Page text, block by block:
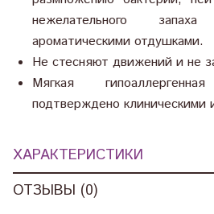
нежелательного
ароматическими отдушками.
Не стесняют движений и не
Мягкая
подтверждено клиническими
ХАРАКТЕРИСТИКИ
ОТЗЫВЫ (0)